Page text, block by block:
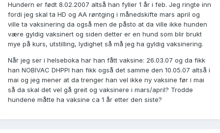
Hundern er født 8.02.2007 altså han fyller 1 år i feb. Jeg ringte inn
fordi jeg skal ta HD og AA røntging i månedskifte mars april og
ville ta vaksinering da også men de påsto at da ville ikke hunden
være gyldig vaksinert og siden detter er en hund som blir brukt
mye på kurs, utstilling, lydighet så må jeg ha gyldig vaksinering.
Når jeg ser i helseboka har han fått vaksine: 26.03.07 og da fikk
han NOBIVAC DHPPI han fikk også det samme den 10.05.07 altså i
mai og jeg mener at da trenger han vel ikke ny vaksine før i mai
så da skal det vel gå greit og vaksinere i mars/april? Trodde
hundene måtte ha vaksine ca 1 år etter den siste?